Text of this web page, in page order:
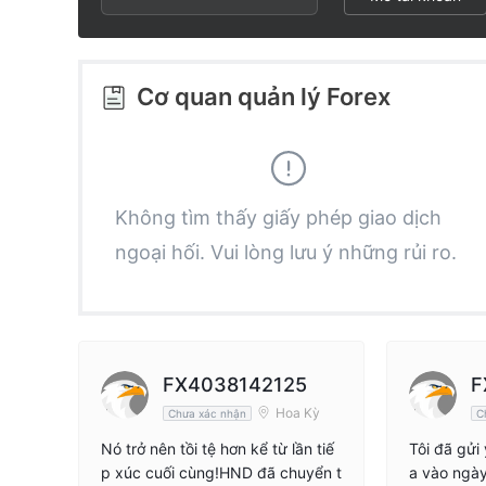
2
3
5
6
8
9
98
9
Cơ quan quản lý Forex
Không tìm thấy giấy phép giao dịch
ngoại hối. Vui lòng lưu ý những rủi ro.
FX4038142125
Chưa xác nhận Hoa Kỳ
Nó trở nên tồi tệ hơn kể từ lần tiế
p xúc cuối cùng!HND đã chuyển t
Tôi đã gửi
a vào